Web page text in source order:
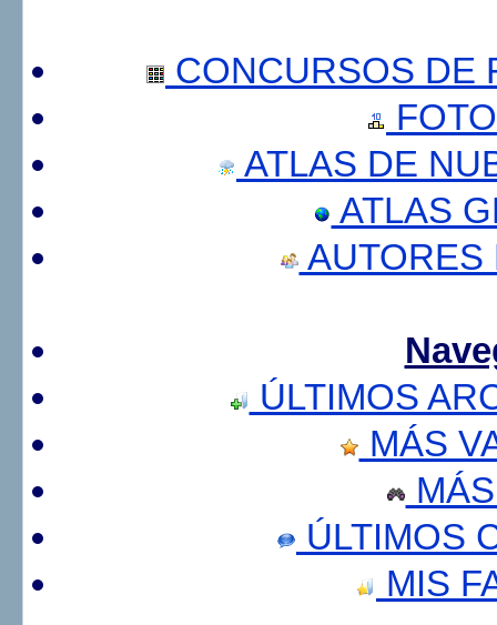
CONCURSOS DE
ATLAS DE
ATLAS
AUTORES
ÚLTIMOS
MÁS
ÚLTIMOS
MIS